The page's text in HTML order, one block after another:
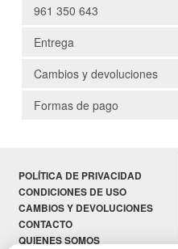
961 350 643
Entrega
Cambios y devoluciones
Formas de pago
POLÍTICA DE PRIVACIDAD
CONDICIONES DE USO
CAMBIOS Y DEVOLUCIONES
CONTACTO
QUIENES SOMOS